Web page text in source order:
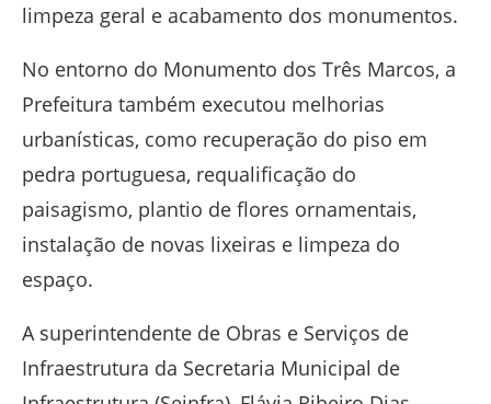
limpeza geral e acabamento dos monumentos.
No entorno do Monumento dos Três Marcos, a
Prefeitura também executou melhorias
urbanísticas, como recuperação do piso em
pedra portuguesa, requalificação do
paisagismo, plantio de flores ornamentais,
instalação de novas lixeiras e limpeza do
espaço.
A superintendente de Obras e Serviços de
Infraestrutura da Secretaria Municipal de